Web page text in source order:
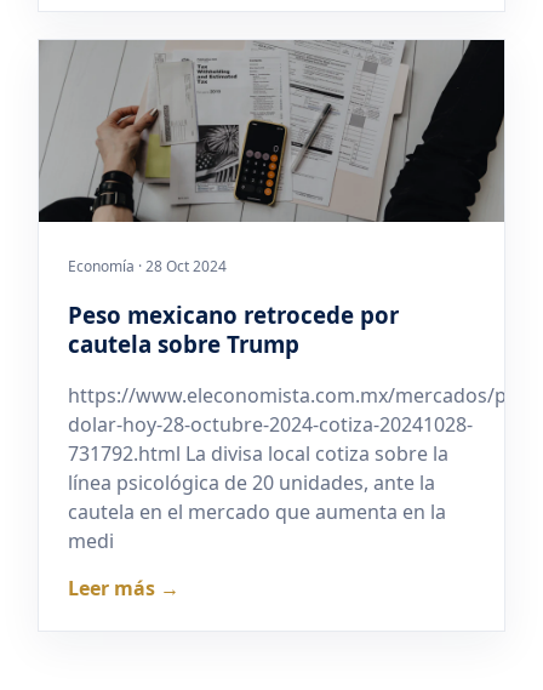
Economía · 28 Oct 2024
Peso mexicano retrocede por
cautela sobre Trump
https://www.eleconomista.com.mx/mercados/
dolar-hoy-28-octubre-2024-cotiza-20241028-
731792.html La divisa local cotiza sobre la
línea psicológica de 20 unidades, ante la
cautela en el mercado que aumenta en la
medi
Leer más →